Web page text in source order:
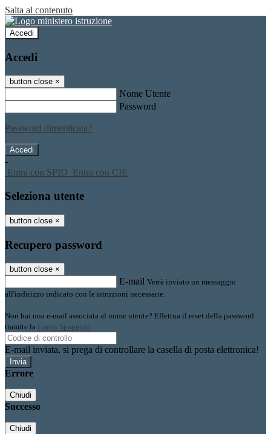
Salta al contenuto
Accedi
Accedi
button close ×
Nome Utente
Password
Password dimenticata?
-
Entra con SPID Entra con CIE
Seleziona utente
button close ×
Recupero password
button close ×
E-mail Verrà inviato un messaggio
all'indirizzo indicato con le istruzioni necessarie.
Non hai una e-mail associata al nome utente? Effettua il reset della password
tramite la Login Spaggiari
E-mail inviata, si prega di controllare la casella di posta elettronica!
Errore
Chiudi
Successo
Chiudi